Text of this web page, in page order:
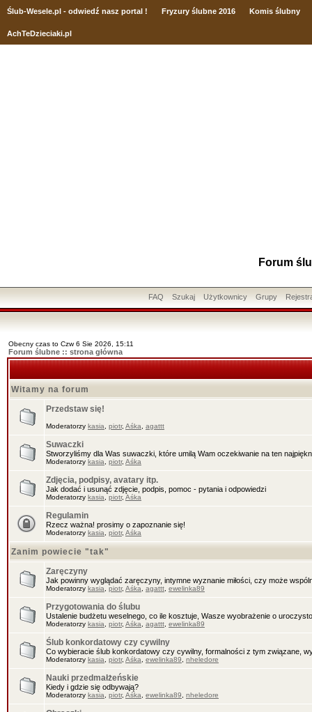
Ślub-Wesele.pl - odwiedź nasz portal ! Fryzury ślubne 2016 Komis ślubny
AchTeDzieciaki.pl
Forum
FAQ Szukaj Użytkownicy Grupy
Obecny czas to Czw 6 Sie 2026, 15:11
Forum ślubne :: strona główna
Witamy na forum
Przedstaw się!
Moderatorzy kasia piotr, Aśka agattt
Suwaczki
Stworzyliśmy dla Was suwaczki, które umilą Wam oczekiwanie na ten
Moderatorzy kasia piotr, Aśka
Zdjęcia, podpisy, avatary itp.
Jak dodać i usunąć zdjęcie, podpis, pomoc - pytania i odpowiedzi
Moderatorzy kasia piotr, Aśka
Regulamin
Rzecz ważna! prosimy o zapoznanie się!
Moderatorzy kasia piotr, Aśka
Zanim powiecie "tak"
Zaręczyny
Jak powinny wyglądać zaręczyny, intymne wyznanie miłości, czy może
Moderatorzy kasia piotr, Aśka agattt ewelinka89
Przygotowania do ślubu
Ustalenie budżetu weselnego, co ile kosztuje, Wasze wyobrażenie o
Moderatorzy kasia piotr, Aśka agattt ewelinka89
Ślub konkordatowy czy cywilny
Co wybieracie ślub konkordatowy czy cywilny, formalności z tym związane,
Moderatorzy kasia piotr, Aśka ewelinka89 nheledore
Nauki przedmałżeńskie
Kiedy i gdzie się odbywają?
Moderatorzy kasia piotr, Aśka ewelinka89 nheledore